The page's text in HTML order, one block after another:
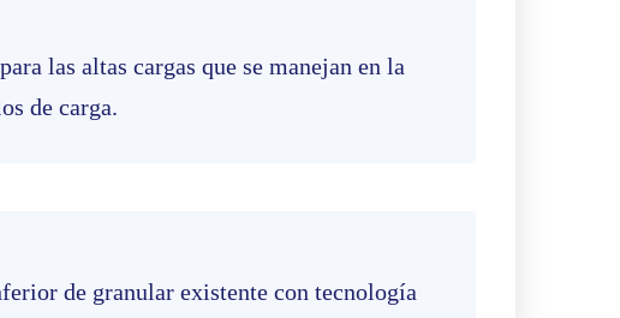
las altas cargas que se manejan en la
de carga.
de granular existente con tecnología